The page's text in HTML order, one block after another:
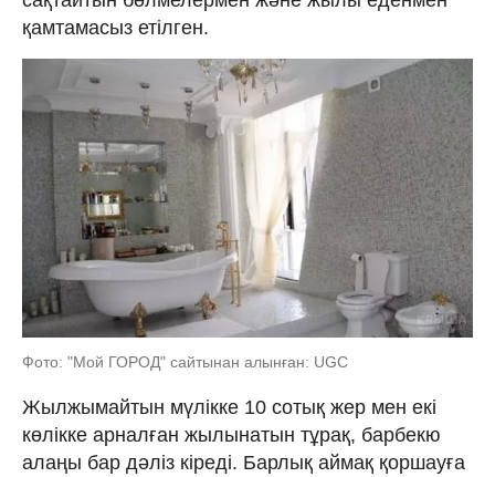
қамтамасыз етілген.
Фото: "Мой ГОРОД" сайтынан алынған: UGC
Жылжымайтын мүлікке 10 сотық жер мен екі
көлікке арналған жылынатын тұрақ, барбекю
алаңы бар дәліз кіреді. Барлық аймақ қоршауға